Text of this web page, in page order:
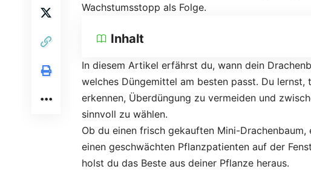
Wachstumsstopp als Folge.
Inhalt
In diesem Artikel erfährst du, wann dein
welches Düngemittel am besten passt. Du
erkennen, Überdüngung zu vermeiden und
sinnvoll zu wählen.
Ob du einen frisch gekauften Mini-
einen geschwächten Pflanzpatienten auf der
holst du das Beste aus deiner Pflanze heraus.